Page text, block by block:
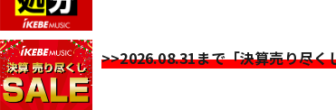
>>2026.08.31まで「決算売り尽く